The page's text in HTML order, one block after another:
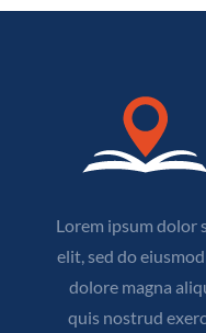
Lorem ipsum dolor
elit, sed do
dolore magna
quis nostrud